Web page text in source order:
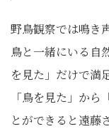
野鳥観察では鳴き
鳥と一緒にいる自
を見た」だけで満
「鳥を見た」か
とができると遠藤